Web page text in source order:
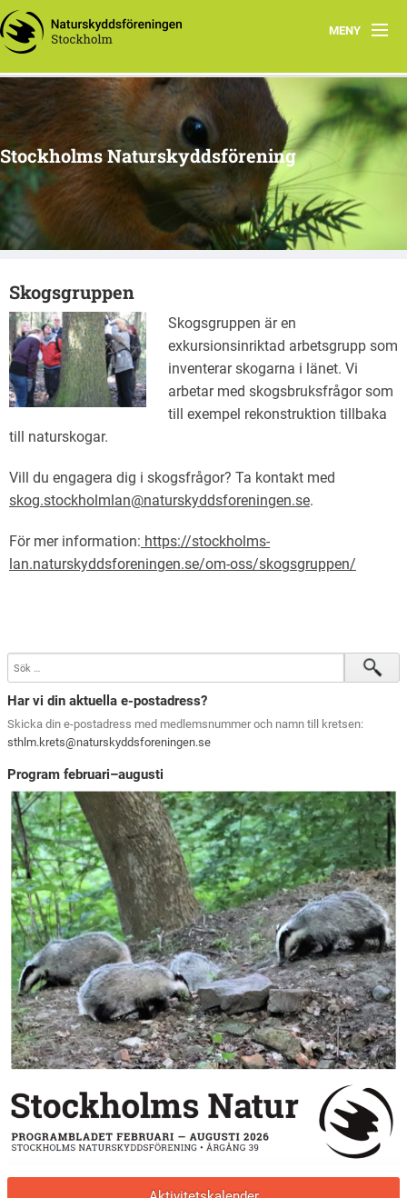
MENY
Hem
Arbetsgrupper
Media
Material
Naturnyttan
Stockholms Naturskyddsförening
Skogsgruppen
Skogsgruppen är en
exkursionsinriktad arbetsgrupp som
inventerar skogarna i länet. Vi
arbetar med skogsbruksfrågor som
till exempel rekonstruktion tillbaka
till naturskogar.
Vill du engagera dig i skogsfrågor? Ta kontakt med
skog.stockholmlan@naturskyddsforeningen.se.
För mer information: https://stockholms-
lan.naturskyddsforeningen.se/om-oss/skogsgruppen/
Har vi din aktuella e-postadress?
Skicka din e-postadress med medlemsnummer och namn till kretsen:
sthlm.krets@naturskyddsforeningen.se
Program februari–augusti